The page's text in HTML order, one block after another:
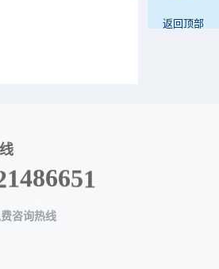
1486651
咨询热线
返回顶部